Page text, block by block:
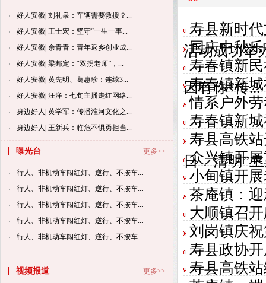
好人安徽| 刘礼泉：车辆需要救援？...
好人安徽| 王士宏：坚守“一生一事...
好人安徽| 余青青：青年返乡创业成...
好人安徽| 梁邦定：“双拐老师”，...
好人安徽| 黄先明、葛惠珍：连续3...
好人安徽| 汪洋：七旬主播走红网络...
身边好人| 黄学军：传播淮河文化之...
身边好人| 王新兵：临危不惧勇担当...
更多>>
曝光台
行人、非机动车闯红灯、逆行、不按车...
行人、非机动车闯红灯、逆行、不按车...
行人、非机动车闯红灯、逆行、不按车...
行人、非机动车闯红灯、逆行、不按车...
行人、非机动车闯红灯、逆行、不按车...
更多>>
视频报道
寿县新时
活动成功举
国庆中秋
寿春镇新
因有你”传...
寿春镇新
情系户外
寿春镇新
寿县高铁
日﹒清明”
众兴镇开
小甸镇开
茶庵镇：
大顺镇召
刘岗镇庆
寿县政协
寿县高铁